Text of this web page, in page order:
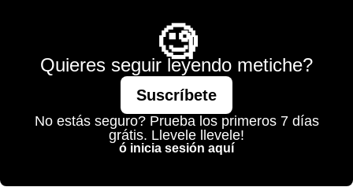
🧐
Quieres seguir leyendo metiche?
Suscríbete
No estás seguro? Prueba los primeros 7 días
grátis. Llevele llevele!
ó inicia sesión aquí